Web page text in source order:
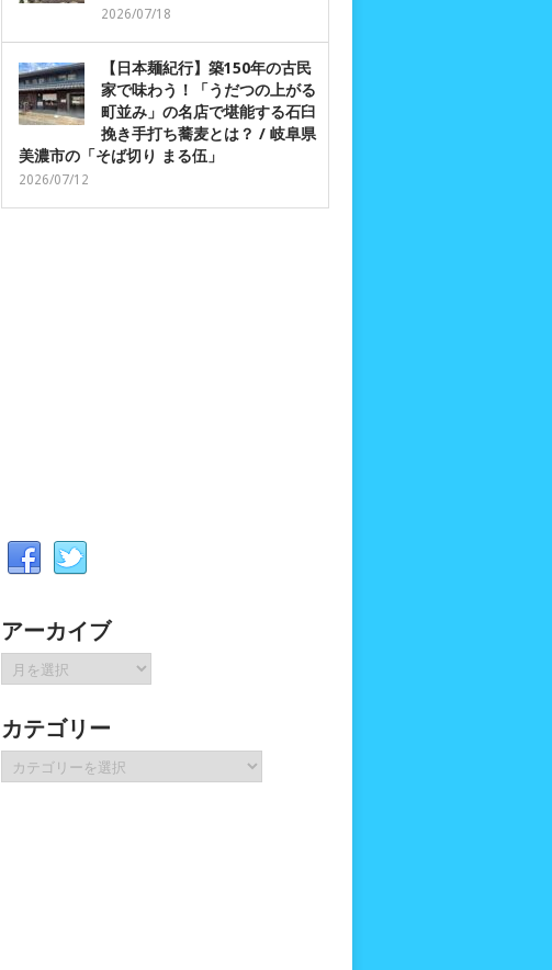
2026/07/18
【日本麺紀行】築150年の古民
家で味わう！「うだつの上がる
町並み」の名店で堪能する石臼
挽き手打ち蕎麦とは？ / 岐阜県
美濃市の「そば切り まる伍」
2026/07/12
アーカイブ
ア
ー
イ
ブ
カテゴリー
テ